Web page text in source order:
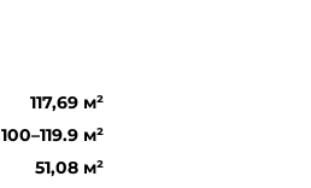
117,69 м²
100–119.9 м²
51,08 м²